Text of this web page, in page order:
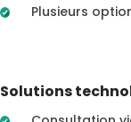
Plusieurs
Solutions